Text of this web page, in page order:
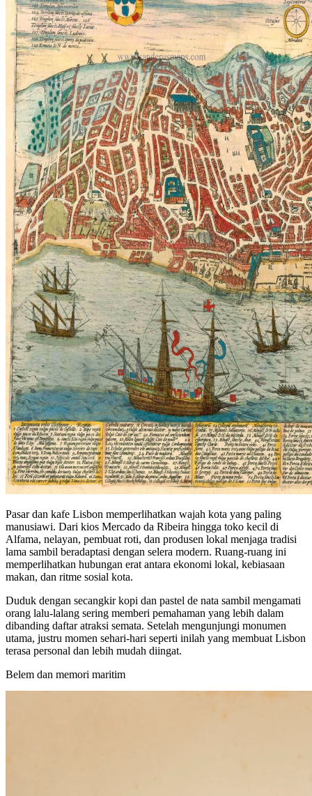
Pasar dan kafe Lisbon memperlihatkan wajah kota yang paling
manusiawi. Dari kios Mercado da Ribeira hingga toko kecil di
Alfama, nelayan, pembuat roti, dan produsen lokal menjaga tradisi
lama sambil beradaptasi dengan selera modern. Ruang-ruang ini
memperlihatkan hubungan erat antara ekonomi lokal, kebiasaan
makan, dan ritme sosial kota.
Duduk dengan secangkir kopi dan pastel de nata sambil mengamati
orang lalu-lalang sering memberi pemahaman yang lebih dalam
dibanding daftar atraksi semata. Setelah mengunjungi monumen
utama, justru momen sehari-hari seperti inilah yang membuat Lisbon
terasa personal dan lebih mudah diingat.
Belem dan memori maritim